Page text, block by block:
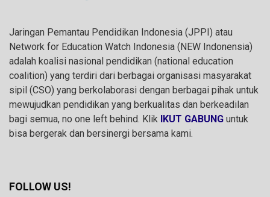
Jaringan Pemantau Pendidikan Indonesia (JPPI) atau
Network for Education Watch Indonesia (NEW Indonensia)
adalah koalisi nasional pendidikan (national education
coalition) yang terdiri dari berbagai organisasi masyarakat
sipil (CSO) yang berkolaborasi dengan berbagai pihak untuk
mewujudkan pendidikan yang berkualitas dan berkeadilan
bagi semua, no one left behind. Klik IKUT GABUNG untuk
bisa bergerak dan bersinergi bersama kami.
FOLLOW US!